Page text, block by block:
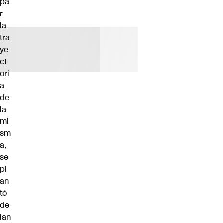
r
la
tra
ye
ct
ori
a
de
la
mi
sm
a,
se
pl
an
tó
de
lan